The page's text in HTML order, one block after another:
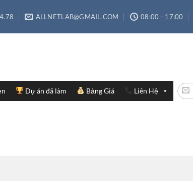
ALLNETLAB@GMAIL.COM 08:00 - 17:00
Dự án đã làm Bảng Giá Liên Hệ